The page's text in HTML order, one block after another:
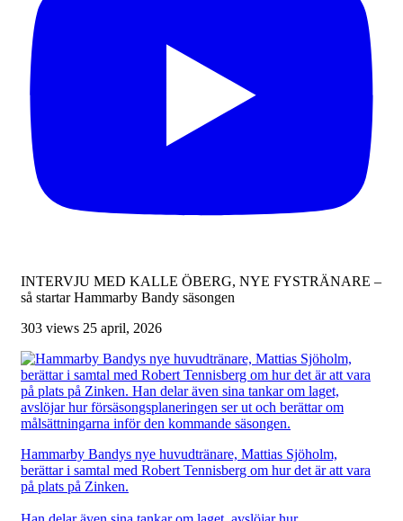
INTERVJU MED KALLE ÖBERG, NYE FYSTRÄNARE –
så startar Hammarby Bandy säsongen
303 views 25 april, 2026
Hammarby Bandys nye huvudtränare, Mattias Sjöholm,
berättar i samtal med Robert Tennisberg om hur det är att vara
på plats på Zinken.